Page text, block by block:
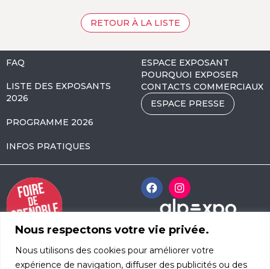
Nous respectons votre vie privée.
Nous utilisons des cookies pour améliorer votre
expérience de navigation, diffuser des publicités ou des
RETOUR À LA LISTE
d’Innsbruck
CS 52408
FAQ
LISTE DES EXPOSANTS
2026
PROGRAMME 2026
INFOS PRATIQUES
ESPACE EXPOSANT
POURQUOI EXPOSER
CONTACTS COMMERCIAUX
ESPACE PRESSE